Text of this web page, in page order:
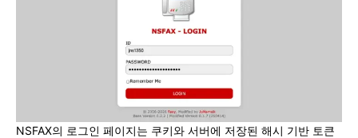
NSFAX의 로그인 페이지는 쿠키와 서버에 저장된 해시 기반 토큰